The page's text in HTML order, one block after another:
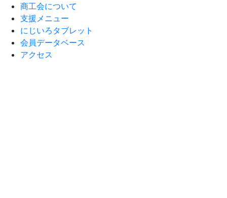
商工会について
支援メニュー
にじいろタブレット
会員データベース
アクセス